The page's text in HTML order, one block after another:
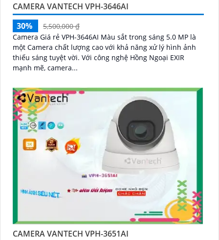
CAMERA VANTECH VPH-3646AI
30%
5,500,000 ₫
Camera Giá rẻ VPH-3646AI Màu sắt trong sáng 5.0 MP là
một Camera chất lượng cao với khả năng xử lý hình ảnh
thiếu sáng tuyệt vời. Với công nghệ Hồng Ngoại EXIR
mạnh mẽ, camera...
CAMERA VANTECH VPH-3651AI